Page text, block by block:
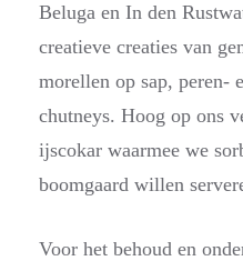
Beluga en In den
creatieve creaties van
morellen op sap, peren-
chutneys. Hoog op ons
ijscokar waarmee we
boomgaard willen
Voor het behoud en